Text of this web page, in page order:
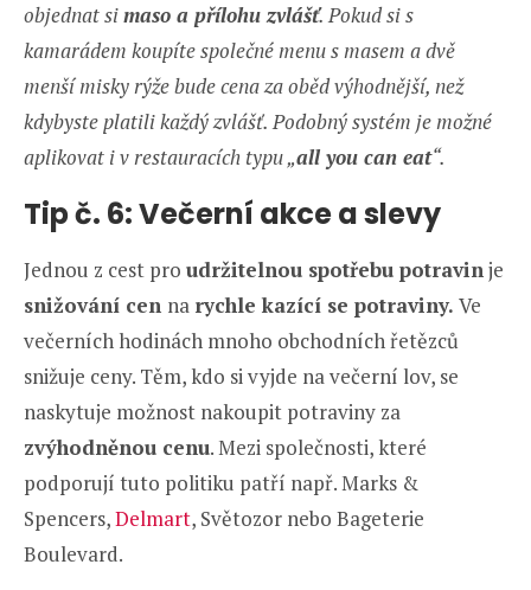
objednat simaso a přílohu zvlášť. Pokud si s
kamarádem koupíte společné menu s masem a dvě
menší misky rýže bude cena za oběd výhodnější, než
kdybyste platili každý zvlášť. Podobný systém je možné
aplikovat i v restauracích typu „all you can eat“.
Tip č. 6: Večerní akce a slevy
Jednou z cest pro udržitelnou spotřebu potravinje
snižování cen na rychle kazící se potraviny. Ve
večerních hodinách mnoho obchodních řetězců
snižuje ceny. Těm, kdo si vyjde na večerní lov, se
naskytuje možnost nakoupit potraviny za
zvýhodněnou cenu. Mezi společnosti, které
podporují tuto politiku patří např. Marks &
Spencers,Delmart, Světozor nebo Bageterie
Boulevard.